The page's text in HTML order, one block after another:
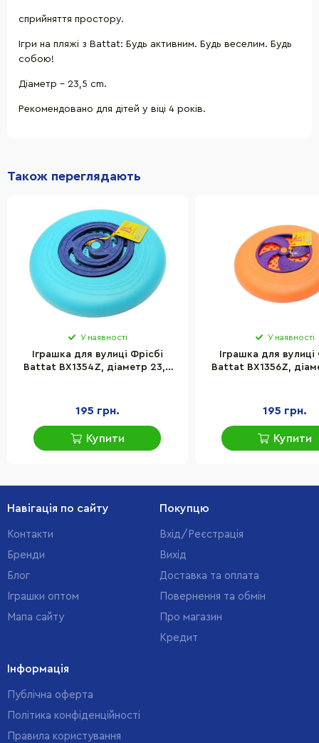
сприйняття простору.
Ігри на пляжі з Battat: Будь активним. Будь веселим. Будь
собою!
Діаметр - 23,5 cm.
Рекомендовано для дітей у віці 4 років.
Також переглядають
У наявності
Іграшка для вулиці Фрісбі
Battat BX1354Z, діаметр 23,5
195 грн.
Купити
У наявності
Іграшка для вулиці
Battat BX1356Z,
195 грн.
Купити
Навігація по сайту
Контакти
Бренди
Блог
Іграшки оптом
Мапа сайту
Покупцю
Вхід/Реєстрація
Вихід
Доставка та оплата
Повернення та обмін
Про магазин
Кредит
Інформація
Публічна оферта
Політика конфіденційності
Правила користування